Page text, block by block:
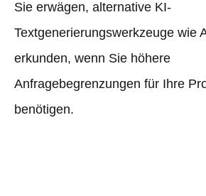
Sie erwägen, alternative KI-
Textgenerierungswerkzeuge wie
erkunden, wenn Sie höhere
Anfragebegrenzungen für Ihre
benötigen.